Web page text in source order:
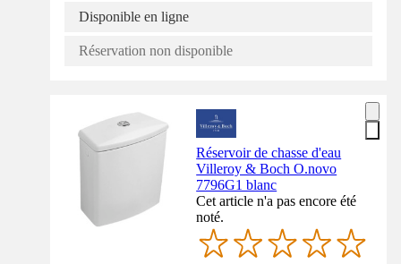
Disponible en ligne
Réservation non disponible
Réservoir de chasse d'eau
Villeroy & Boch O.novo
7796G1 blanc
Cet article n'a pas encore été
noté.